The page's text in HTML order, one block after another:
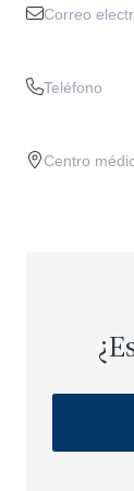
Correo
Teléfono
Centro